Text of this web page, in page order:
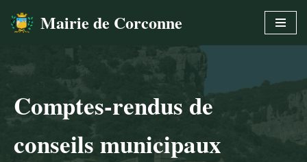
Aller
Mairie de Corconne
Comptes-rendus de
conseils municipaux